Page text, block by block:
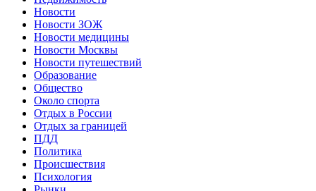
Новости
Новости ЗОЖ
Новости медицины
Новости Москвы
Новости путешествий
Образование
Общество
Около спорта
Отдых в России
Отдых за границей
ПДД
Политика
Происшествия
Психология